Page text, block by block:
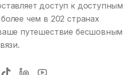
доступ к доступным
чем в 202 странах
путешествие бесшовным